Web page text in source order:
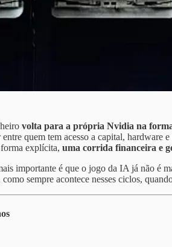
volta para a própria Nvidia na
quem tem acesso a capital,
explícita, uma corrida financeira e
importante é que o jogo da IA já não é
sempre acontece nesses ciclos,